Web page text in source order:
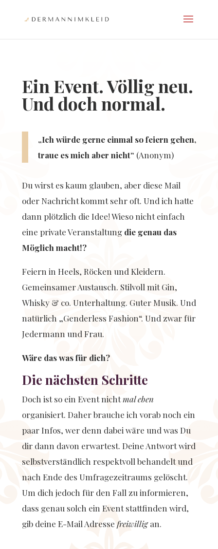
Ein Event. Völlig neu.
Und doch normal.
„Ich würde gerne einmal so feiern gehen,
traue es mich aber nicht“ (Anonym)
Du wirst es kaum glauben, aber diese Mail
oder Nachricht kommt sehr oft. Und ich hatte
dann plötzlich die Idee! Wieso nicht einfach
eine private Veranstaltung die genau das
Möglich macht!?
Feiern in Heels, Röcken und Kleidern.
Gemeinsamer Austausch. Stilvoll mit Gin,
Whisky & co. Unterhaltung. Guter Musik. Und
natürlich „Genderless Fashion“. Und zwar für
Jedermann und Frau.
Wäre das was für dich?
Die nächsten Schritte
Doch ist so ein Event nichtmal eben
organisiert. Daher brauche ich vorab noch ein
paar Infos, wer denn dabei wäre und was Du
dir dann davon erwartest. Deine Antwort wird
selbstverständlich respektvoll behandelt und
nach Ende des Umfragezeitraums gelöscht.
Um dich jedoch für den Fall zu informieren,
dass genau solch ein Event stattfinden wird,
gib deine E-Mail Adresse freiwilligan.